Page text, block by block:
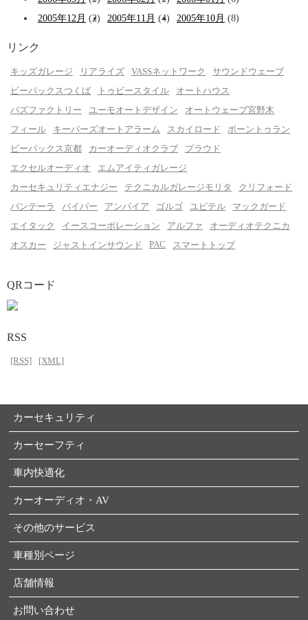
2005年12月 (2) 2005年11月 (4) 2005年10月 (8)
リンク
キッズガレージ リアライズ VASSネットワーク
サウンドウェーブ
ビーパックスつくば
トゥビースタイル
オートハウス
バズファクトリー
ユーモオートデザイン
オートウェーブ宮野木
フィール
キーパーズオートアラーム スカイロード
ボーントゥラン
ビーパックス京都
カーオーディオクラブ
プラウド
エクセルオーディオ
エムアイティガレージ
カーセキュリティエナジー
テクニカルガレージモリタ
クリフォード
パンテーラ
バイパー アンパイア ゴルゴ ユピテル
マックガード
エイタック
イースコーポレーション アルファ
オーディオテクニカ
オスカー
ジャストインサウンド PAC スマートトップ
QRコード
RSS
[RSS] [XML]
カーセキュリティ
カーセーフティ
車内快適化
カーオーディオ・AV
その他のサービス
車種別ページ
店舗情報
お問い合わせ